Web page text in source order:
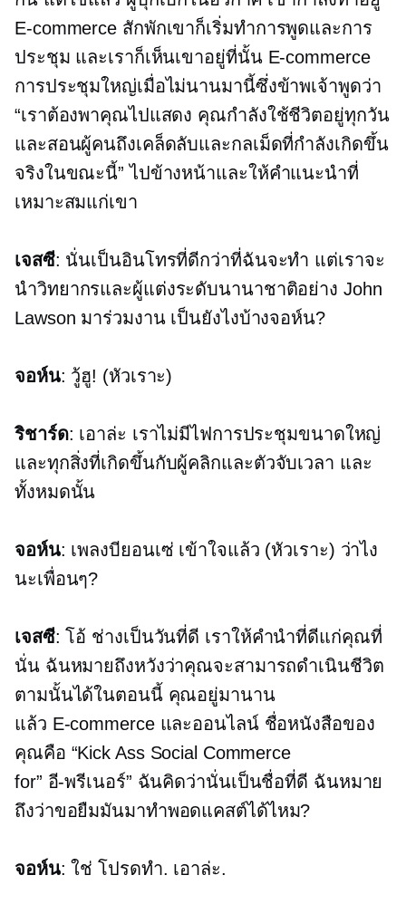
E-commerce สักพักเขาก็เริ่มทำการพูดและการ
ประชุม และเราก็เห็นเขาอยู่ที่นั้น E-commerce
การประชุมใหญ่เมื่อไม่นานมานี้ซึ่งข้าพเจ้าพูดว่า
“เราต้องพาคุณไปแสดง คุณกำลังใช้ชีวิตอยู่ทุกวัน
และสอนผู้คนถึงเคล็ดลับและกลเม็ดที่กำลังเกิดขึ้น
จริงในขณะนี้” ไปข้างหน้าและให้คำแนะนำที่
เหมาะสมแก่เขา
เจสซี: นั่นเป็นอินโทรที่ดีกว่าที่ฉันจะทำ แต่เราจะ
นำวิทยากรและผู้แต่งระดับนานาชาติอย่าง John
Lawson มาร่วมงาน เป็นยังไงบ้างจอห์น?
จอห์น: วู้ฮู! (หัวเราะ)
ริชาร์ด: เอาล่ะ เราไม่มีไฟการประชุมขนาดใหญ่
และทุกสิ่งที่เกิดขึ้นกับผู้คลิกและตัวจับเวลา และ
ทั้งหมดนั้น
จอห์น: เพลงบียอนเซ่ เข้าใจแล้ว (หัวเราะ) ว่าไง
นะเพื่อนๆ?
เจสซี: โอ้ ช่างเป็นวันที่ดี เราให้คำนำที่ดีแก่คุณที่
นั่น ฉันหมายถึงหวังว่าคุณจะสามารถดำเนินชีวิต
ตามนั้นได้ในตอนนี้ คุณอยู่มานาน
แล้ว E-commerceและออนไลน์ ชื่อหนังสือของ
คุณคือ “Kick Ass Social Commerce
for” อี-พรีเนอร์” ฉันคิดว่านั่นเป็นชื่อที่ดี ฉันหมาย
ถึงว่าขอยืมมันมาทำพอดแคสต์ได้ไหม?
จอห์น: ใช่ โปรดทำ. เอาล่ะ.